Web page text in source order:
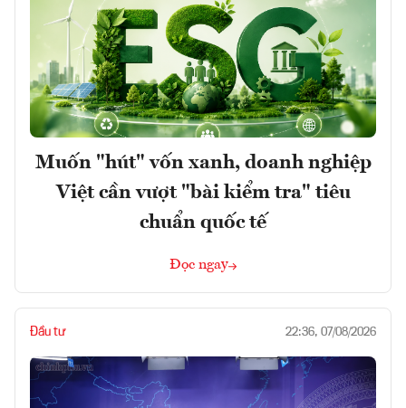
Muốn "hút" vốn xanh, doanh nghiệp
Việt cần vượt "bài kiểm tra" tiêu
chuẩn quốc tế
Đọc ngay
Đầu tư 22:36, 07/08/2026